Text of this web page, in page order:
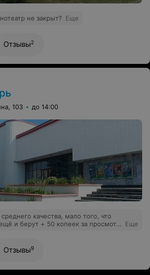
не закрыт? Еще
Отзывы2
103 до 14:00
качества, мало того, что
и берут + 50 копеек за просмотр
с собой, егт не пустят??????
в налетели и плесени, вода
нет, теплый воздух не
один в Городе, неужели нужно
Еще
Отзывы9